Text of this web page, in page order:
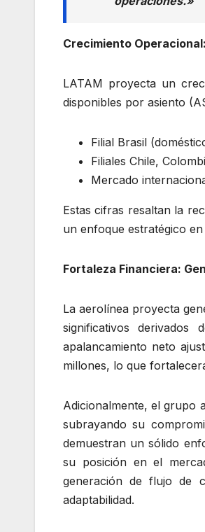
Crecimiento
LATAM proyecta un
disponibles por asiento
Filial Brasil
Filiales Chile,
Mercado
Estas cifras resaltan la
un enfoque estratégico
Fortaleza Financiera:
La aerolínea proyecta
significativos
apalancamiento neto
millones, lo que
Adicionalmente, el grupo
subrayando su
demuestran un sólido
su posición en el
generación de flujo de
adaptabilidad.